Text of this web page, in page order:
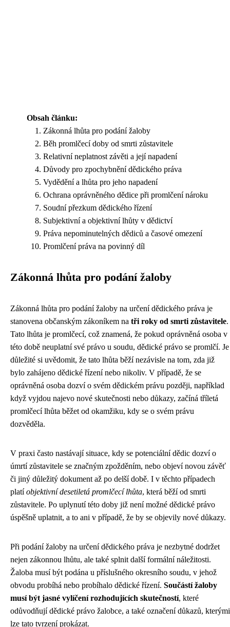
Obsah článku:
Zákonná lhůta pro podání žaloby
Běh promlčecí doby od smrti zůstavitele
Relativní neplatnost závěti a její napadení
Důvody pro zpochybnění dědického práva
Vydědění a lhůta pro jeho napadení
Ochrana oprávněného dědice při promlčení nároku
Soudní přezkum dědického řízení
Subjektivní a objektivní lhůty v dědictví
Práva nepominutelných dědiců a časové omezení
Promlčení práva na povinný díl
Zákonná lhůta pro podání žaloby
Zákonná lhůta pro podání žaloby na určení dědického práva je
stanovena občanským zákoníkem na tři roky od smrti zůstavitele.
Tato lhůta je promlčecí, což znamená, že pokud oprávněná osoba v
této době neuplatní své právo u soudu, dědické právo se promlčí. Je
důležité si uvědomit, že tato lhůta běží nezávisle na tom, zda již
bylo zahájeno dědické řízení nebo nikoliv. V případě, že se
oprávněná osoba dozví o svém dědickém právu později, například
když vyjdou najevo nové skutečnosti nebo důkazy, začíná tříletá
promlčecí lhůta běžet od okamžiku, kdy se o svém právu
dozvěděla.
V praxi často nastávají situace, kdy se potenciální dědic dozví o
úmrtí zůstavitele se značným zpožděním, nebo objeví novou závěť
či jiný důležitý dokument až po delší době. I v těchto případech
platíobjektivní desetiletá promlčecí lhůta, která běží od smrti
zůstavitele. Po uplynutí této doby již není možné dědické právo
úspěšně uplatnit, a to ani v případě, že by se objevily nové důkazy.
Při podání žaloby na určení dědického práva je nezbytné dodržet
nejen zákonnou lhůtu, ale také splnit další formální náležitosti.
Žaloba musí být podána u příslušného okresního soudu, v jehož
obvodu probíhá nebo probíhalo dědické řízení. Součástí žaloby
musí být jasné vylíčení rozhodujících skutečností, které
odůvodňují dědické právo žalobce, a také označení důkazů, kterými
lze tato tvrzení prokázat.